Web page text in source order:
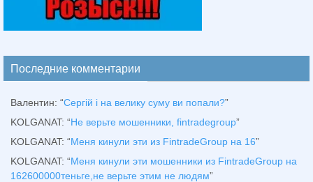
Последние комментарии
Валентин: “Сергій і на велику суму ви попали?”
KOLGANAT: “Не верьте мошенники, fintradegroup”
KOLGANAT: “Меня кинули эти из FintradeGroup на 16”
KOLGANAT: “Меня кинули эти мошенники из FintradeGroup на
162600000теньге,не верьте этим не людям”